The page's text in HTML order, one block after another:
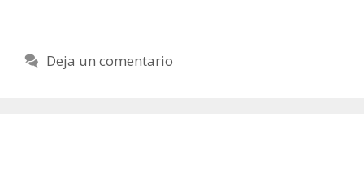
Deja un comentario